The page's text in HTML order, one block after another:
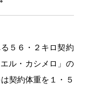
５６・２キロ契約
ル・カシメロ」の
契約体重を１・５